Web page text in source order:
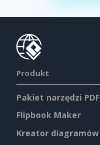
Produkt
Pakiet narzędzi PDF
Flipbook Maker
Kreator diagramów